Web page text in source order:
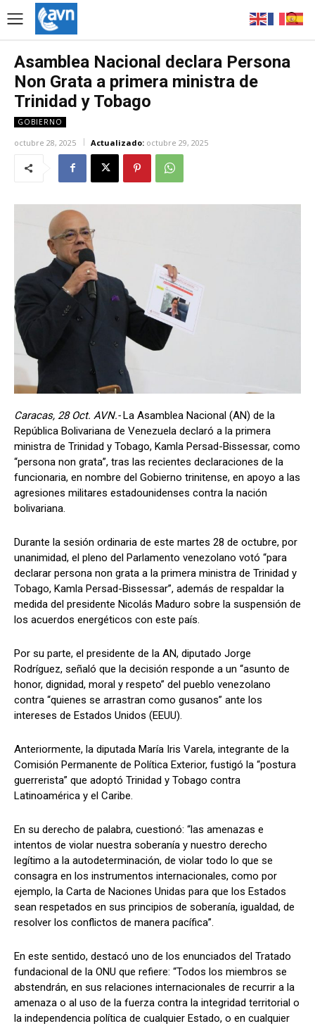
Asamblea Nacional declara Persona
Non Grata a primera ministra de
Trinidad y Tobago
GOBIERNO
octubre 28, 2025 Actualizado: octubre 29, 2025
Caracas, 28 Oct. AVN.-La Asamblea Nacional (AN) de la
República Bolivariana de Venezuela declaró a la primera
ministra de Trinidad y Tobago, Kamla Persad-Bissessar, como
“persona non grata”, tras las recientes declaraciones de la
funcionaria, en nombre del Gobierno trinitense, en apoyo a las
agresiones militares estadounidenses contra la nación
bolivariana.
Durante la sesión ordinaria de este martes 28 de octubre, por
unanimidad, el pleno del Parlamento venezolano votó “para
declarar persona non grata a la primera ministra de Trinidad y
Tobago, Kamla Persad-Bissessar”, además de respaldar la
medida del presidente Nicolás Maduro sobre la suspensión de
los acuerdos energéticos con este país.
Por su parte, el presidente de la AN, diputado Jorge
Rodríguez, señaló que la decisión responde a un “asunto de
honor, dignidad, moral y respeto” del pueblo venezolano
contra “quienes se arrastran como gusanos” ante los
intereses de Estados Unidos (EEUU).
Anteriormente, la diputada María Iris Varela, integrante de la
Comisión Permanente de Política Exterior, fustigó la “postura
guerrerista” que adoptó Trinidad y Tobago contra
Latinoamérica y el Caribe.
En su derecho de palabra, cuestionó: “las amenazas e
intentos de violar nuestra soberanía y nuestro derecho
legítimo a la autodeterminación, de violar todo lo que se
consagra en los instrumentos internacionales, como por
ejemplo, la Carta de Naciones Unidas para que los Estados
sean respetados en sus principios de soberanía, igualdad, de
resolver los conflictos de manera pacífica”.
En este sentido, destacó uno de los enunciados del Tratado
fundacional de la ONU que refiere: “Todos los miembros se
abstendrán, en sus relaciones internacionales de recurrir a la
amenaza o al uso de la fuerza contra la integridad territorial o
la independencia política de cualquier Estado, o en cualquier